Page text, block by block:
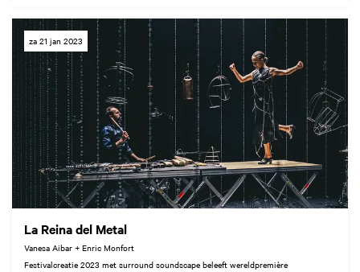
La Reina del Metal
Vanesa Aibar + Enric Monfort
Festivalcreatie 2023 met surround soundscape beleeft wereldpremière
za 21 jan 2023